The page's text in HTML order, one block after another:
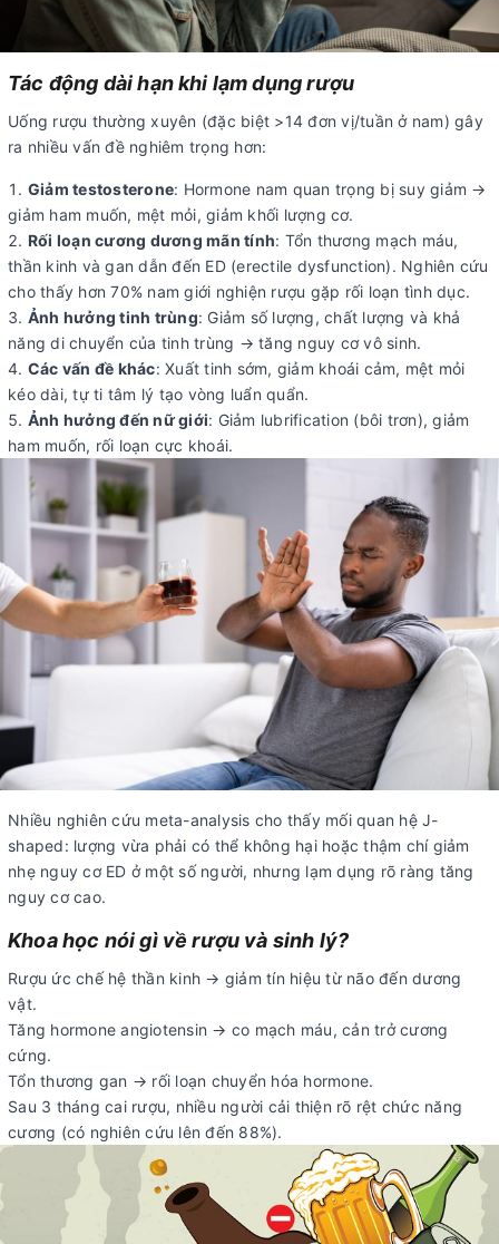
Tác động dài hạn khi lạm dụng rượu
Uống rượu thường xuyên (đặc biệt >14 đơn vị/tuần ở nam) gây
ra nhiều vấn đề nghiêm trọng hơn:
Giảm testosterone: Hormone nam quan trọng bị suy giảm →
giảm ham muốn, mệt mỏi, giảm khối lượng cơ.
Rối loạn cương dương mãn tính: Tổn thương mạch máu,
thần kinh và gan dẫn đến ED (erectile dysfunction). Nghiên cứu
cho thấy hơn 70% nam giới nghiện rượu gặp rối loạn tình dục.
Ảnh hưởng tinh trùng: Giảm số lượng, chất lượng và khả
năng di chuyển của tinh trùng → tăng nguy cơ vô sinh.
Các vấn đề khác: Xuất tinh sớm, giảm khoái cảm, mệt mỏi
kéo dài, tự ti tâm lý tạo vòng luẩn quẩn.
Ảnh hưởng đến nữ giới: Giảm lubrification (bôi trơn), giảm
ham muốn, rối loạn cực khoái.
Nhiều nghiên cứu meta-analysis cho thấy mối quan hệ J-
shaped: lượng vừa phải có thể không hại hoặc thậm chí giảm
nhẹ nguy cơ ED ở một số người, nhưng lạm dụng rõ ràng tăng
nguy cơ cao.
Khoa học nói gì về rượu và sinh lý?
Rượu ức chế hệ thần kinh → giảm tín hiệu từ não đến dương
vật.
Tăng hormone angiotensin → co mạch máu, cản trở cương
cứng.
Tổn thương gan → rối loạn chuyển hóa hormone.
Sau 3 tháng cai rượu, nhiều người cải thiện rõ rệt chức năng
cương (có nghiên cứu lên đến 88%).